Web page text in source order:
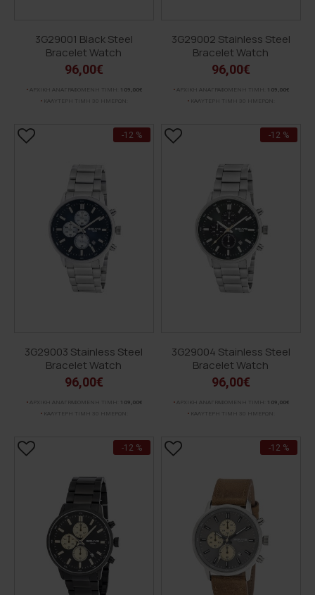
3G29001 Black Steel
Bracelet Watch
96,00€
ΑΡΧΙΚΗ ΑΝΑΓΡΑΦΟΜΕΝΗ ΤΙΜΗ:
109,00€
ΚΑΛΥΤΕΡΗ ΤΙΜΗ 30 ΗΜΕΡΩΝ:
3G29002 Stainless Steel
Bracelet Watch
96,00€
ΑΡΧΙΚΗ ΑΝΑΓΡΑΦΟΜΕΝΗ ΤΙΜΗ:
109,00€
ΚΑΛΥΤΕΡΗ ΤΙΜΗ 30 ΗΜΕΡΩΝ:
-12 %
3G29003 Stainless Steel
Bracelet Watch
96,00€
ΑΡΧΙΚΗ ΑΝΑΓΡΑΦΟΜΕΝΗ ΤΙΜΗ:
109,00€
ΚΑΛΥΤΕΡΗ ΤΙΜΗ 30 ΗΜΕΡΩΝ:
-12 %
3G29004 Stainless Steel
Bracelet Watch
96,00€
ΑΡΧΙΚΗ ΑΝΑΓΡΑΦΟΜΕΝΗ ΤΙΜΗ:
109,00€
ΚΑΛΥΤΕΡΗ ΤΙΜΗ 30 ΗΜΕΡΩΝ:
-12 % -12 %